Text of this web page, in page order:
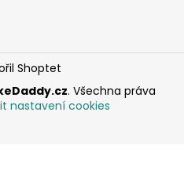
Shoptet
. Všechna práva
nastavení cookies